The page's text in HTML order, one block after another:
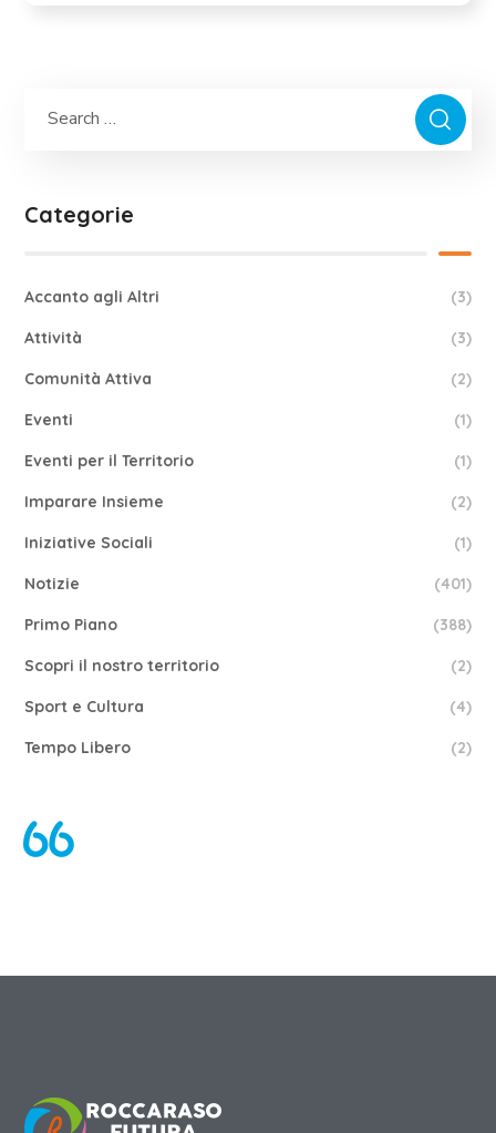
Categorie
Accanto agli Altri (3)
Attività (3)
Comunità Attiva (2)
Eventi (1)
Eventi per il Territorio (1)
Imparare Insieme (2)
Iniziative Sociali (1)
Notizie (401)
Primo Piano (388)
Scopri il nostro territorio (2)
Sport e Cultura (4)
Tempo Libero (2)